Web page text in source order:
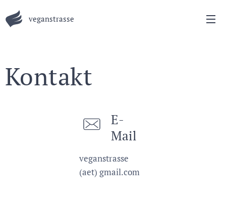
veganstrasse
Kontakt
E-
Mail
veganstrasse
(aet) gmail.com